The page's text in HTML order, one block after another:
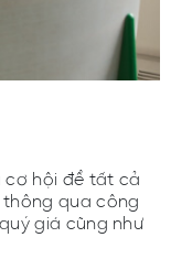
cơ hội để tất cả
qua công
giá cũng như